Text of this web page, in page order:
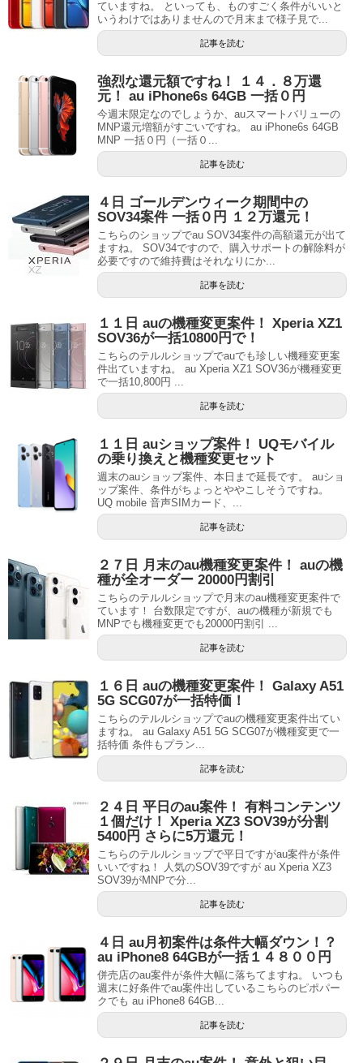
ていますね。 といっても、ものすごく条件がいいと
いうわけではありませんので月末まで様子見で...
記事を読む
強烈な還元額ですね！ １４．８万還
元！ au iPhone6s 64GB 一括０円
今週末限定なのでしょうか、auスマートバリューの
MNP還元増額がすごいですね。 au iPhone6s 64GB
MNP 一括０円（一括０...
記事を読む
４日 ゴールデンウィーク期間中の
SOV34案件 一括０円 １２万還元！
こちらのショップでau SOV34案件の高額還元が出て
ますね。 SOV34ですので、購入サポートの解除料が
必要ですので維持費はそれなりにか...
記事を読む
１１日 auの機種変更案件！ Xperia XZ1
SOV36が一括10800円で！
こちらのテルルショップでauでも珍しい機種変更案
件出ていますね。 au Xperia XZ1 SOV36が機種変更
で一括10,800円 ...
記事を読む
１１日 auショップ案件！ UQモバイル
の乗り換えと機種変更セット
週末のauショップ案件、本日まで延長です。 auショ
ップ案件、条件がちょっとややこしそうですね。
UQ mobile 音声SIMカード、...
記事を読む
２７日 月末のau機種変更案件！ auの機
種が全オーダー 20000円割引
こちらのテルルショップで月末のau機種変更案件で
ています！ 台数限定ですが、auの機種が新規でも
MNPでも機種変更でも20000円割引 ...
記事を読む
１６日 auの機種変更案件！ Galaxy A51
5G SCG07が一括特価！
こちらのテルルショップでauの機種変更案件出てい
ますね。 au Galaxy A51 5G SCG07が機種変更で一
括特価 条件もプラン...
記事を読む
２４日 平日のau案件！ 有料コンテンツ
１個だけ！ Xperia XZ3 SOV39が分割
5400円 さらに5万還元！
こちらのテルルショップで平日ですがau案件が条件
いいですね！ 人気のSOV39ですが au Xperia XZ3
SOV39がMNPで分...
記事を読む
４日 au月初案件は条件大幅ダウン！？
au iPhone8 64GBが一括１４８００円
併売店のau案件が条件大幅に落ちてますね。 いつも
週末に好条件でau案件出しているこちらのピポパー
クでも au iPhone8 64GB...
記事を読む